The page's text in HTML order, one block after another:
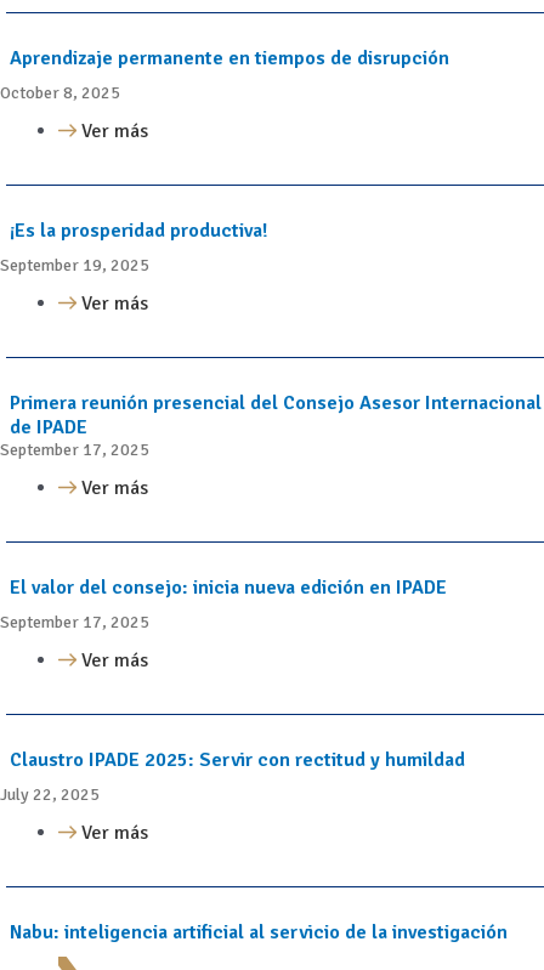
Aprendizaje permanente en tiempos de disrupción
October 8, 2025
Ver más
¡Es la prosperidad productiva!
September 19, 2025
Ver más
Primera reunión presencial del Consejo Asesor Internacional
de IPADE
September 17, 2025
Ver más
El valor del consejo: inicia nueva edición en IPADE
September 17, 2025
Ver más
Claustro IPADE 2025: Servir con rectitud y humildad
July 22, 2025
Ver más
Nabu: inteligencia artificial al servicio de la investigación